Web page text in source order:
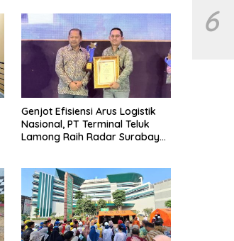
Genjot Efisiensi Arus Logistik
Nasional, PT Terminal Teluk
Lamong Raih Radar Surabaya
6